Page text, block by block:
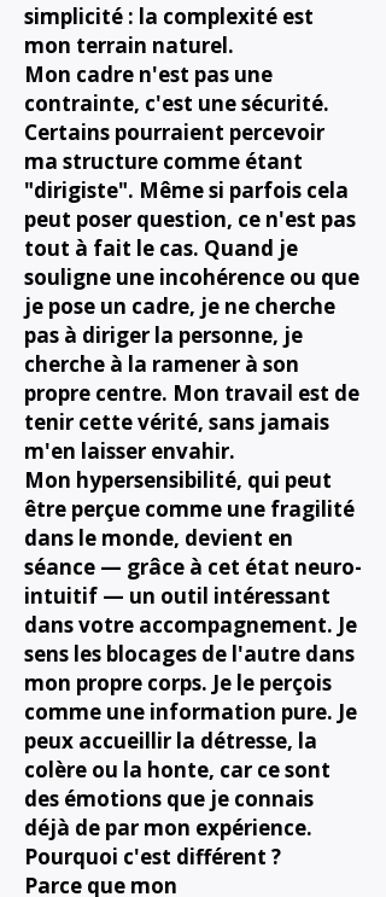
simplicité : la complexité est
mon terrain naturel.
Mon cadre n'est pas une
contrainte, c'est une sécurité.
Certains pourraient percevoir
ma structure comme étant
"dirigiste". Même si parfois cela
peut poser question, ce n'est pas
tout à fait le cas. Quand je
souligne une incohérence ou que
je pose un cadre, je ne cherche
pas à diriger la personne, je
cherche à la ramener à son
propre centre. Mon travail est de
tenir cette vérité, sans jamais
m'en laisser envahir.
Mon hypersensibilité, qui peut
être perçue comme une fragilité
dans le monde, devient en
séance — grâce à cet état neuro-
intuitif — un outil intéressant
dans votre accompagnement. Je
sens les blocages de l'autre dans
mon propre corps. Je le perçois
comme une information pure. Je
peux accueillir la détresse, la
colère ou la honte, car ce sont
des émotions que je connais
déjà de par mon expérience.
Pourquoi c'est différent ?
Parce que mon